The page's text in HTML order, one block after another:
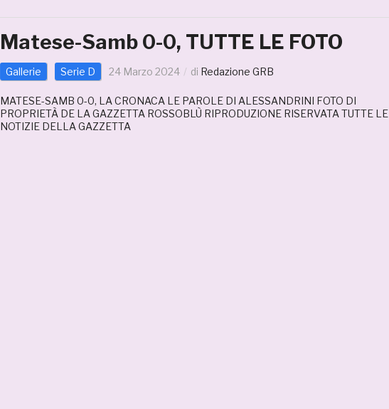
Matese-Samb 0-0, TUTTE LE FOTO
Gallerie Serie D 24 Marzo 2024 di Redazione GRB
MATESE-SAMB 0-0, LA CRONACA LE PAROLE DI ALESSANDRINI FOTO DI
PROPRIETÀ DE LA GAZZETTA ROSSOBLÙ RIPRODUZIONE RISERVATA TUTTE LE
NOTIZIE DELLA GAZZETTA